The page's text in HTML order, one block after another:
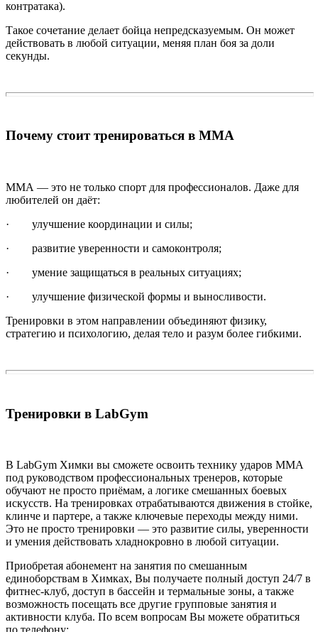
контратака).
Такое сочетание делает бойца непредсказуемым. Он может
действовать в любой ситуации, меняя план боя за доли
секунды.
Почему стоит тренироваться в ММА
ММА — это не только спорт для профессионалов. Даже для
любителей он даёт:
· улучшение координации и силы;
· развитие уверенности и самоконтроля;
· умение защищаться в реальных ситуациях;
· улучшение физической формы и выносливости.
Тренировки в этом направлении объединяют физику,
стратегию и психологию, делая тело и разум более гибкими.
Тренировки в LabGym
В LabGym Химки вы сможете освоить технику ударов ММА
под руководством профессиональных тренеров, которые
обучают не просто приёмам, а логике смешанных боевых
искусств. На тренировках отрабатываются движения в стойке,
клинче и партере, а также ключевые переходы между ними.
Это не просто тренировки — это развитие силы, уверенности
и умения действовать хладнокровно в любой ситуации.
Приобретая абонемент на занятия по смешанным
единоборствам в Химках, Вы получаете полный доступ 24/7 в
фитнес-клуб, доступ в бассейн и термальные зоны, а также
возможность посещать все другие групповые занятия и
активности клуба. По всем вопросам Вы можете обратиться